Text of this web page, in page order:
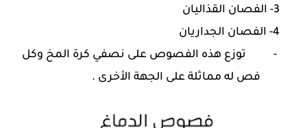
3-
الفصان القذاليان
4- الفصان الجداريان
-
توزع هذه الفصوص على نصفي كرة المخ وكل
فص له مماثلة على الجهة الأخرى .